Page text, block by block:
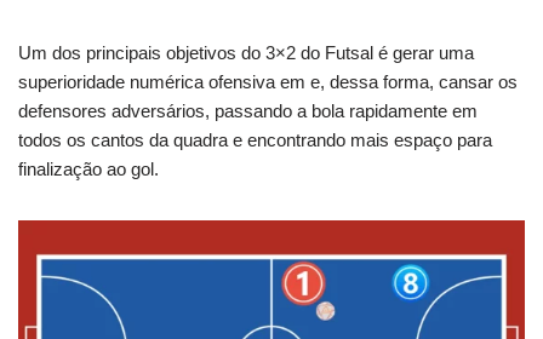
Um dos principais objetivos do 3×2 do Futsal é gerar uma
superioridade numérica ofensiva em e, dessa forma, cansar os
defensores adversários, passando a bola rapidamente em
todos os cantos da quadra e encontrando mais espaço para
finalização ao gol.